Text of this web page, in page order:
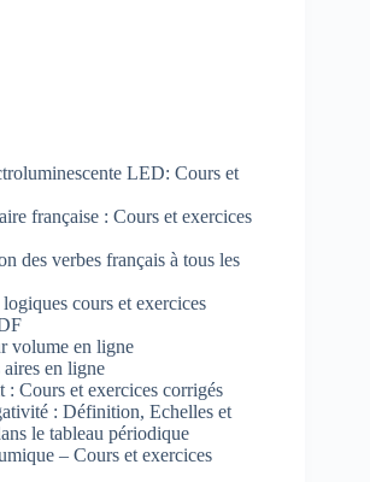
LED: Cours et
française : Cours et exercices
des verbes français à tous les
cours et exercices
volume en ligne
en ligne
: Cours et exercices corrigés
: Définition, Echelles et
le tableau périodique
– Cours et exercices